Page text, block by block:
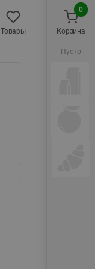
Товары Корзина
0
Пусто